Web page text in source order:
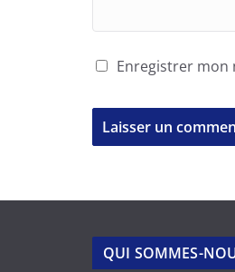
Enregistrer mon
QUI SOMMES-